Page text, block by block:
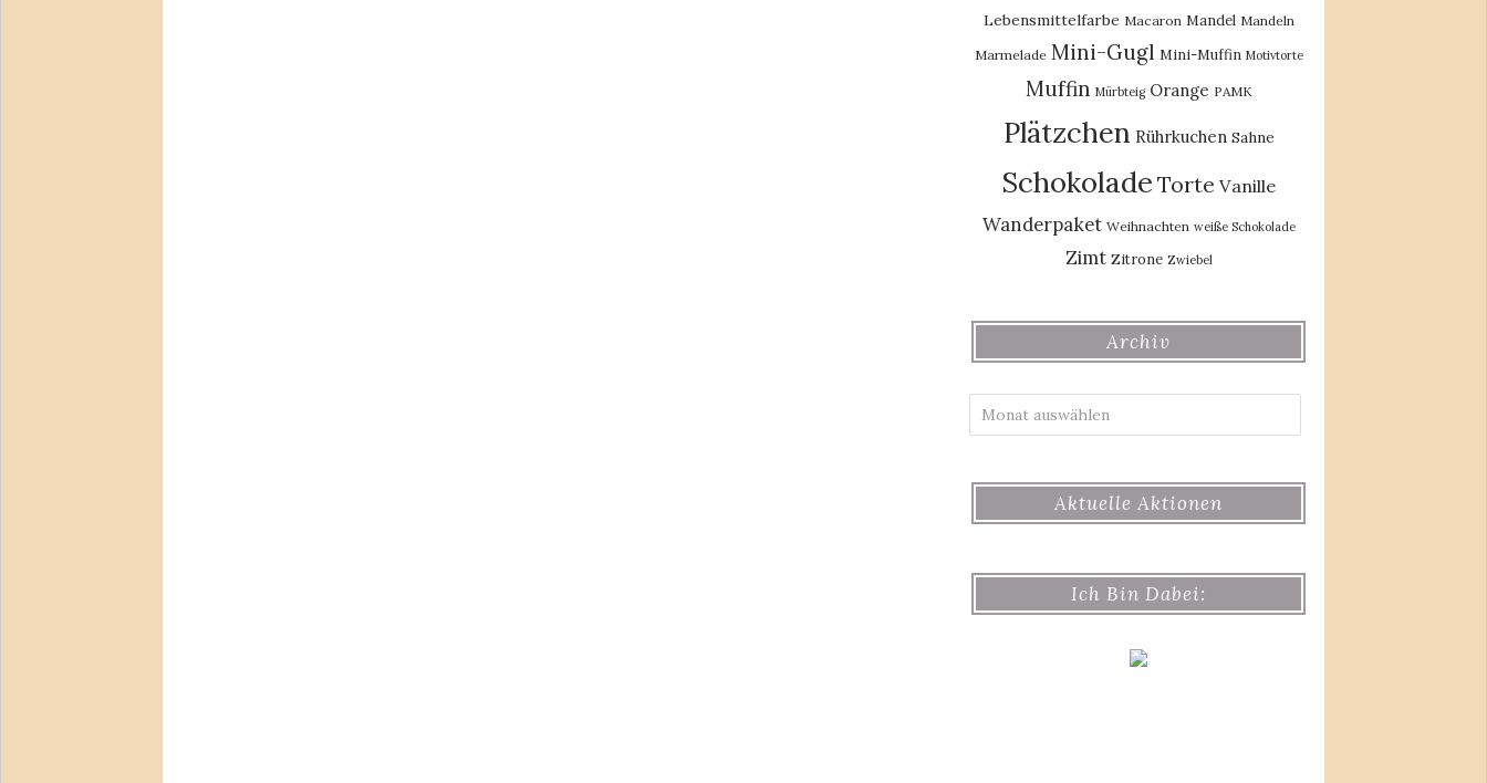
Lebensmittelfarbe Macaron Mandel Mandeln
Marmelade Mini-Gugl Mini-Muffin Motivtorte
Muffin Mürbteig Orange PAMK
Plätzchen Rührkuchen Sahne
Schokolade Torte Vanille
Wanderpaket Weihnachten weiße Schokolade
Zimt Zitrone Zwiebel
Archiv
Aktuelle Aktionen
Ich Bin Dabei: